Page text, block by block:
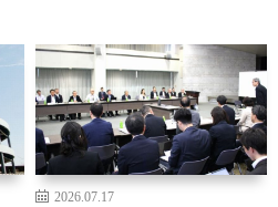
2026.07.17